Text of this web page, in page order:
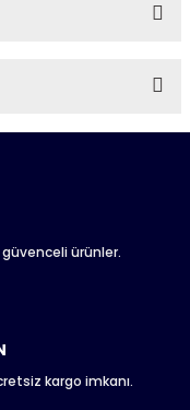
ve diğer
güvenceli ürünler.
kargo imkanı.